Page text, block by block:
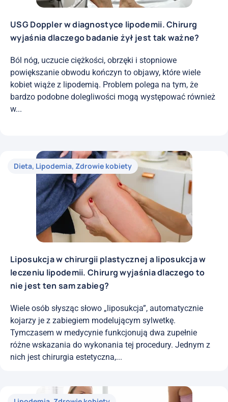
USG Doppler w diagnostyce lipodemii. Chirurg
wyjaśnia dlaczego badanie żył jest tak ważne?
Ból nóg, uczucie ciężkości, obrzęki i stopniowe
powiększanie obwodu kończyn to objawy, które wiele
kobiet wiąże z lipodemią. Problem polega na tym, że
bardzo podobne dolegliwości mogą występować również
w...
Dieta, Lipodemia, Zdrowie kobiety
Liposukcja w chirurgii plastycznej a liposukcja w
leczeniu lipodemii. Chirurg wyjaśnia dlaczego to
nie jest ten sam zabieg?
Wiele osób słysząc słowo „liposukcja”, automatycznie
kojarzy je z zabiegiem modelującym sylwetkę.
Tymczasem w medycynie funkcjonują dwa zupełnie
różne wskazania do wykonania tej procedury. Jednym z
nich jest chirurgia estetyczna,...